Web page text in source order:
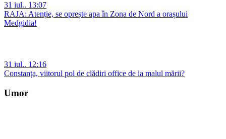
31 iul.. 13:07
RAJA: Atenție, se oprește apa în Zona de Nord a orașului
Medgidia!
31 iul.. 12:16
Constanța, viitorul pol de clădiri office de la malul mării?
Umor